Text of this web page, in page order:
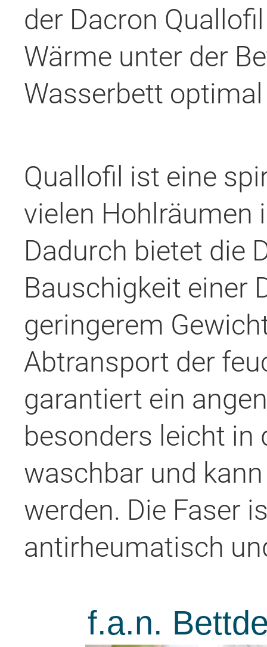
der Dacron
Wärme unter der
Wasserbett
Quallofil ist eine
vielen Hohlräumen
Dadurch bietet die
Bauschigkeit einer
geringerem
Abtransport der
garantiert ein
besonders leicht in
waschbar und
werden. Die Faser
antirheumatisch
f.a.n.